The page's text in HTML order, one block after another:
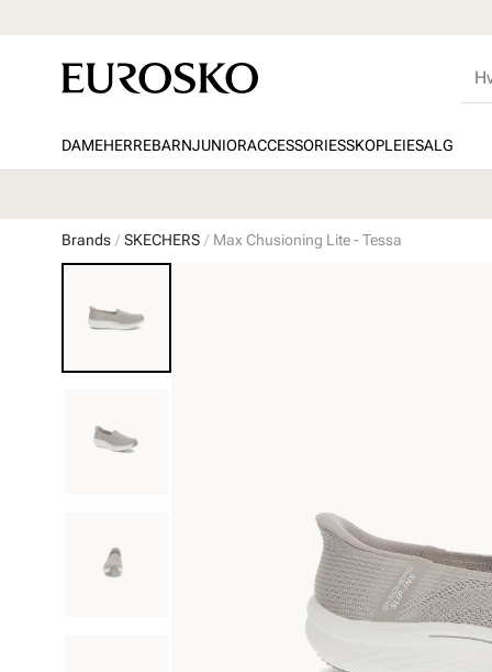
DAMEHERREBARNJUNIORACCESSORIESSKOPLEIESALG
Brands SKECHERS Max Chusioning Lite - Tessa